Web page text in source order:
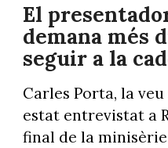
El
demana més
seguir a la
Carles Porta, la
estat entrevistat a
final de la